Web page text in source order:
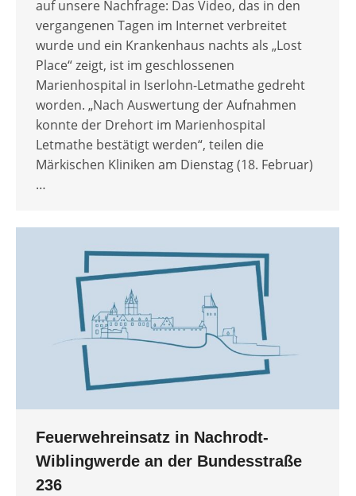
auf unsere Nachfrage: Das Video, das in den
vergangenen Tagen im Internet verbreitet
wurde und ein Krankenhaus nachts als „Lost
Place“ zeigt, ist im geschlossenen
Marienhospital in Iserlohn-Letmathe gedreht
worden. „Nach Auswertung der Aufnahmen
konnte der Drehort im Marienhospital
Letmathe bestätigt werden“, teilen die
Märkischen Kliniken am Dienstag (18. Februar)
…
Feuerwehreinsatz in Nachrodt-
Wiblingwerde an der Bundesstraße
236